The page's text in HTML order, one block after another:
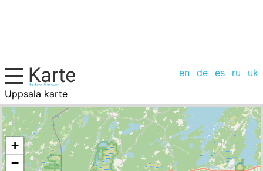
en de es ru
uk
Uppsala karte
Schweden, Städte-Liste
+
−